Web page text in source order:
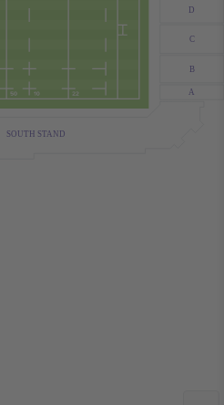
SOUTH STAND
A
B
C
D